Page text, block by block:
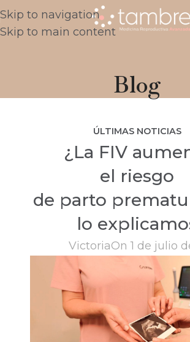
Skip to navigation
Skip to main content
Blog
ÚLTIMAS NOTICIAS
¿La FIV
el riesgo
de parto
lo
VictoriaOn 1 de julio